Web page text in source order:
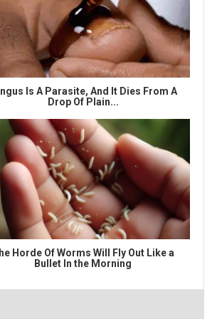
Is A Parasite, And It Dies From A
Drop Of Plain...
Horde Of Worms Will Fly Out Like a
Bullet In the Morning